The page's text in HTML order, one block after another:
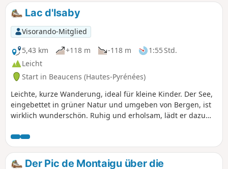
Lac d'Isaby
Visorando-Mitglied
5,43 km
+118 m -118 m
1:55 Std.
Leicht
Start in Beaucens (Hautes-Pyrénées)
Leichte, kurze Wanderung, ideal für kleine Kinder. Der See,
eingebettet in grüner Natur und umgeben von Bergen, ist
wirklich wunderschön. Ruhig und erholsam, lädt er dazu
Der Pic de Montaigu über die